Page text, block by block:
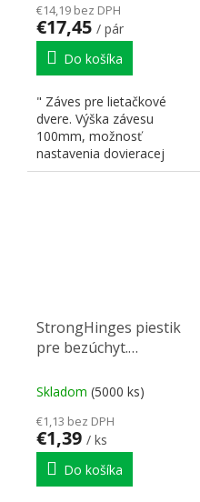
€14,19 bez DPH
€17,45 / pár
Do košíka
" Záves pre lietačkové
dvere. Výška závesu
100mm, možnosť
nastavenia dovieracej
pružiny. V balení sú dva
StrongHinges piestik
pre bezúchyt.
magnetom k zaVrtanie
Skladom (5000 ks)
€1,13 bez DPH
€1,39 / ks
Do košíka